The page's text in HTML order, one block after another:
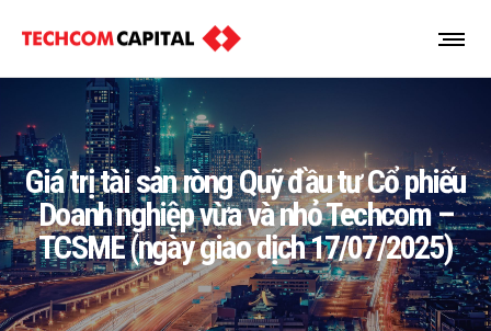
Giá trị tài sản ròng Quỹ đầu tư Cổ phiếu
Doanh nghiệp vừa và nhỏ Techcom –
TCSME (ngày giao dịch 17/07/2025)